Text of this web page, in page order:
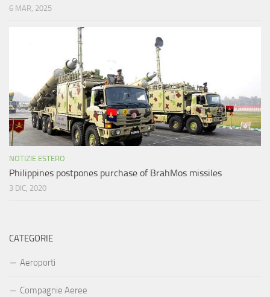
6 MAR, 2025
NOTIZIE ESTERO
Philippines postpones purchase of BrahMos missiles
3 DIC, 2020
CATEGORIE
Aeroporti
Compagnie Aeree